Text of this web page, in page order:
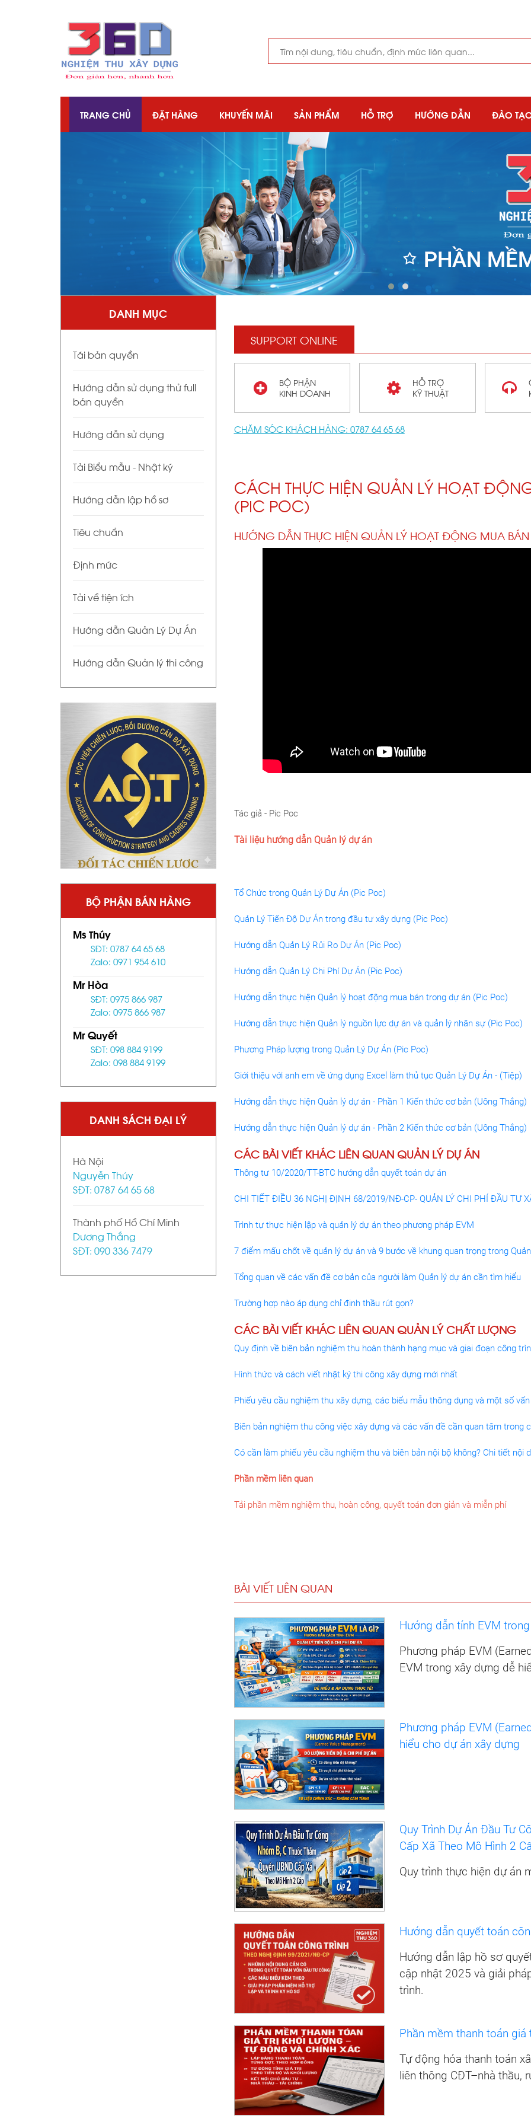
TRANG CHỦ ĐẶT HÀNG KHUYẾN MÃI SẢN PHẨM HỖ TRỢ HƯỚNG DẪN ĐÀO
DANH MỤC
Tái bản quyền
Hướng dẫn sử dụng thử full
bản quyền
Hướng dẫn sử dụng
Tải Biểu mẫu - Nhật ký
Hướng dẫn lập hồ sơ
Tiêu chuẩn
Định mức
Tải về tiện ích
Hướng dẫn Quản Lý Dự Án
Hướng dẫn Quản lý thi công
BỘ PHẬN BÁN HÀNG
Ms Thúy
SĐT: 0787 64 65 68
Zalo: 0971 954 610
Mr Hòa
SĐT: 0975 866 987
Zalo: 0975 866 987
Mr Quyết
SĐT: 098 884 9199
Zalo: 098 884 9199
DANH SÁCH ĐẠI LÝ
Hà Nội
Nguyễn Thúy
SĐT: 0787 64 65 68
Thành phố Hồ Chí Minh
Dương Thắng
SĐT: 090 336 7479
SUPPORT ONLINE
BỘ PHẬN
KINH DOANH
HỖ TRỢ
KỸ THUẬT
CHĂM SÓC KHÁCH HÀNG: 0787 64 65 68
CÁCH THỰC HIỆN QUẢN LÝ HOẠT
(PIC POC)
HƯỚNG DẪN THỰC HIỆN QUẢN LÝ HOẠT ĐỘNG MUA
Tác giả - Pic Poc
Tài liệu hướng dẫn Quản lý dự án
Tổ Chức trong Quản Lý Dự Án (Pic Poc)
Quản Lý Tiến Độ Dự Án trong đầu tư xây dựng (Pic Poc)
Hướng dẫn Quản Lý Rủi Ro Dự Án (Pic Poc)
Hướng dẫn Quản Lý Chi Phí Dự Án (Pic Poc)
Hướng dẫn thực hiện Quản lý hoạt động mua bán trong dự án (Pic Poc)
Hướng dẫn thực hiện Quản lý nguồn lực dự án và quản lý nhân sự (Pic Poc)
Phương Pháp lượng trong Quản Lý Dự Án (Pic Poc)
Giới thiệu với anh em về ứng dụng Excel làm thủ tục Quản Lý Dự Án - (Tiệp)
Hướng dẫn thực hiện Quản lý dự án - Phần 1 Kiến thức cơ bản (Uông Thắng)
Hướng dẫn thực hiện Quản lý dự án - Phần 2 Kiến thức cơ bản (Uông Thắng)
CÁC BÀI VIẾT KHÁC LIÊN QUAN QUẢN LÝ DỰ ÁN
Thông tư 10/2020/TT-BTC hướng dẫn quyết toán dự án
CHI TIẾT ĐIỀU 36 NGHỊ ĐỊNH 68/2019/NĐ-CP- QUẢN LÝ CHI PHÍ ĐẦU TƯ
Trình tự thực hiện lập và quản lý dự án theo phương pháp EVM
7 điểm mấu chốt về quản lý dự án và 9 bước về khung quan trọng trong
Tổng quan về các vấn đề cơ bản của người làm Quản lý dự án cần tìm hiểu
Trường hợp nào áp dụng chỉ định thầu rút gọn?
CÁC BÀI VIẾT KHÁC LIÊN QUAN QUẢN LÝ CHẤT LƯỢNG
Quy định về biên bản nghiệm thu hoàn thành hạng mục và giai đoạn công
Hình thức và cách viết nhật ký thi công xây dựng mới nhất
Phiếu yêu cầu nghiệm thu xây dựng, các biểu mẫu thông dụng và một số
Biên bản nghiệm thu công việc xây dựng và các vấn đề cần quan tâm trong
Có cần làm phiếu yêu cầu nghiệm thu và biên bản nội bộ không? Chi tiết nội
Phần mềm liên quan
Tải phần mềm nghiệm thu, hoàn công, quyết toán đơn giản và miễn phí
BÀI VIẾT LIÊN QUAN
Hướng dẫn tính EVM
Phương pháp EVM
EVM trong xây dựng dễ
Phương pháp EVM
hiểu cho dự án xây dựng
Quy Trình Dự Án Đầu Tư
Cấp Xã Theo Mô Hình 2
Quy trình thực hiện dự án
Hướng dẫn quyết toán
Hướng dẫn lập hồ sơ
cập nhật 2025 và giải
trình.
Phần mềm thanh toán
Tự động hóa thanh toán
liên thông CĐT–nhà thầu,